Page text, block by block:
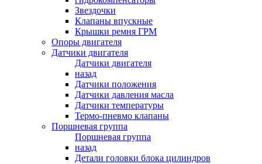
Звездочки
Клапаны впускные
Крышки ремня ГРМ
Опоры двигателя
Датчики двигателя
Датчики двигателя
назад
Датчики положения
Датчики давления масла
Датчики температуры
Термо-пневмо клапаны
Поршневая группа
Поршневая группа
назад
Детали головки блока цилиндров